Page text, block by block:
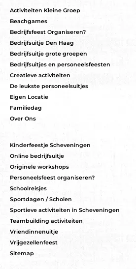
Activiteiten Kleine Groep
Beachgames
Bedrijfsfeest Organiseren?
Bedrijfsuitje Den Haag
Bedrijfsuitje grote groepen
Bedrijfsuitjes en personeelsfeesten
Creatieve activiteiten
De leukste personeelsuitjes
Eigen Locatie
Familiedag
Over Ons
Kinderfeestje Scheveningen
Online bedrijfsuitje
Originele workshops
Personeelsfeest organiseren?
Schoolreisjes
Sportdagen / Scholen
Sportieve activiteiten in Scheveningen
Teambuilding activiteiten
Vriendinnenuitje
Vrijgezellenfeest
Sitemap